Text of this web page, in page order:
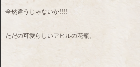
全然違うじゃないか!!!!
ただの可愛らしいアヒルの花瓶。